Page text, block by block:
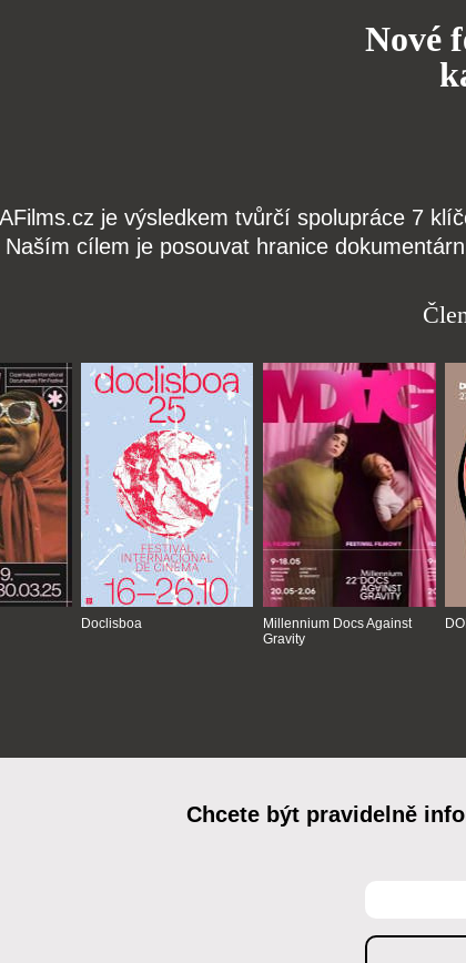
Nové
je výsledkem tvůrčí spolupráce 7
Naším cílem je posouvat hranice
Doclisboa
Millennium Docs Against
Gravity
Chcete být pravidelně